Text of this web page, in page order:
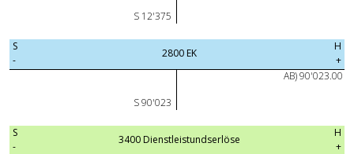
S 12'375
S
-
2800 EK
H
+
AB) 90'023.00
S 90'023
S
-
3400 Dienstleistundserlöse
H
+